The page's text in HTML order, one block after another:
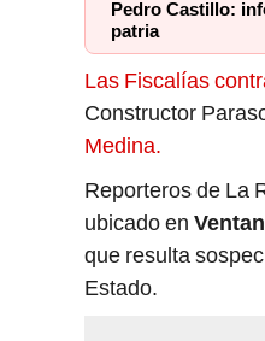
Pedro Castillo:
patria
Las Fiscalías
Constructor
Medina.
Reporteros de La
ubicado en
que resulta
Estado.